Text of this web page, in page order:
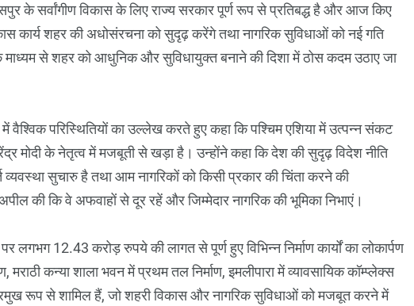
के सर्वांगीण विकास के लिए राज्य सरकार पूर्ण रूप से प्रतिबद्ध है और आज किए
कार्य शहर की अधोसंरचना को सुदृढ़ करेंगे तथा नागरिक सुविधाओं को नई गति
माध्यम से शहर को आधुनिक और सुविधायुक्त बनाने की दिशा में ठोस कदम उठाए जा
वैश्विक परिस्थितियों का उल्लेख करते हुए कहा कि पश्चिम एशिया में उत्पन्न संकट
मोदी के नेतृत्व में मजबूती से खड़ा है। उन्होंने कहा कि देश की सुदृढ़ विदेश नीति
सुचारु है तथा आम नागरिकों को किसी प्रकार की चिंता करने की
की कि वे अफवाहों से दूर रहें और जिम्मेदार नागरिक की भूमिका निभाएं।
लगभग 12.43 करोड़ रुपये की लागत से पूर्ण हुए विभिन्न निर्माण कार्यों का लोकार्पण
मराठी कन्या शाला भवन में प्रथम तल निर्माण, इमलीपारा में व्यावसायिक कॉम्प्लेक्स
प्रमुख रूप से शामिल हैं, जो शहरी विकास और नागरिक सुविधाओं को मजबूत करने में